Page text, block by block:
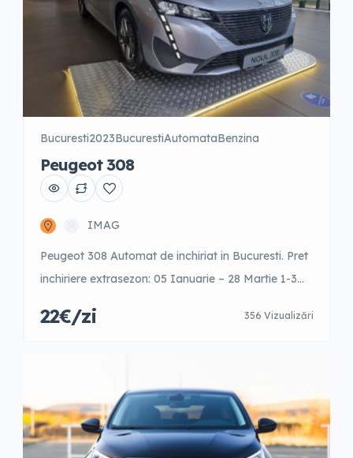
Bucuresti2023BucurestiAutomataBenzina
Peugeot 308
IMAG
Peugeot 308 Automat de inchiriat in Bucuresti. Pret
inchiriere extrasezon: 05 Ianuarie – 28 Martie 1-3
Euro/zi 15-30 zile – 23 Euro/zi +30 zile – 22 Euro/zi
22€/zi 356 Vizualizări